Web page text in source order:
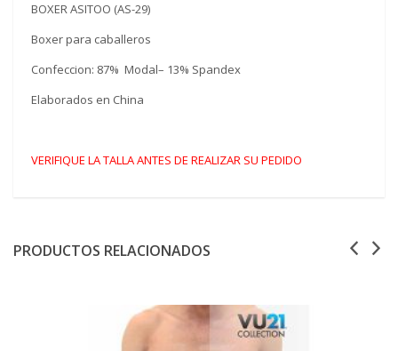
BOXER ASITOO (AS-29)
Boxer para caballeros
Confeccion: 87% Modal– 13% Spandex
Elaborados en China
VERIFIQUE LA TALLA ANTES DE REALIZAR SU PEDIDO
PRODUCTOS RELACIONADOS